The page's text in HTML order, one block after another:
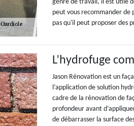
genre de travail, il est utile
peut vous recommander de
pas qu'il peut proposer des
L’hydrofuge
Jason Rénovation est un
l’application de solution
cadre de la rénovation de
profondeur avant
de débarrasser la surface